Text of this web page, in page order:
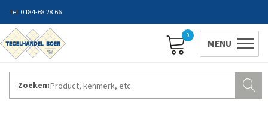
0184-68 28 66
0
Zoeken:
ZAKELIJK INLOGGEN